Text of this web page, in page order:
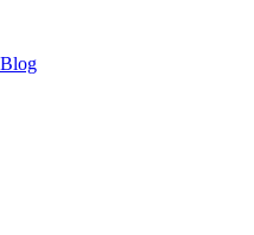
Blog